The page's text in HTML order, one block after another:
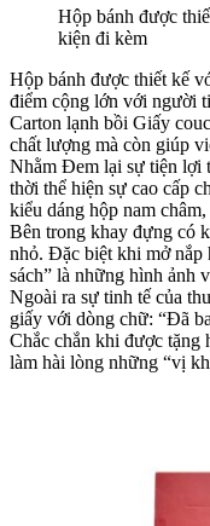
Hộp bánh được
kiện đi kèm
Hộp bánh được thiết kế
điểm cộng lớn với người
Carton lạnh bồi Giấy
chất lượng mà còn giúp
Nhằm Đem lại sự tiện lợi
thời thể hiện sự cao cấp
kiểu dáng hộp nam
Bên trong khay đựng có
nhỏ. Đặc biệt khi mở nắp
sách” là những hình ảnh
Ngoài ra sự tinh tế của
giấy với dòng chữ: “Đã
Chắc chắn khi được tặng
làm hài lòng những “vị